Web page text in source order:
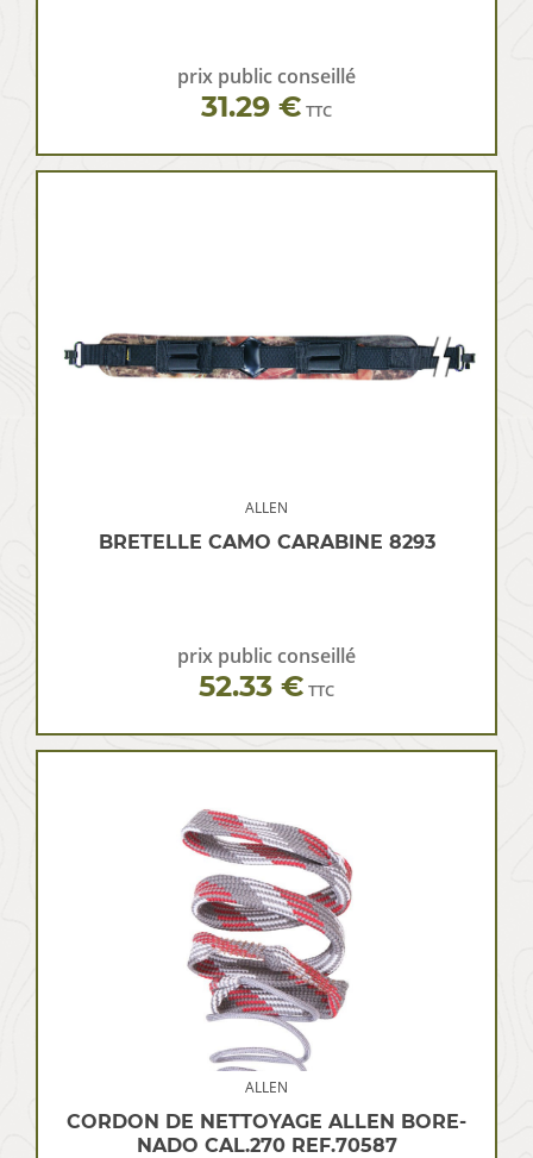
prix public conseillé
31.29 € TTC
ALLEN
BRETELLE CAMO CARABINE 8293
prix public conseillé
52.33 € TTC
ALLEN
CORDON DE NETTOYAGE ALLEN BORE-
NADO CAL.270 REF.70587